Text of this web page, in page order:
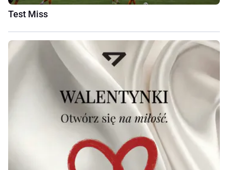
Test Miss